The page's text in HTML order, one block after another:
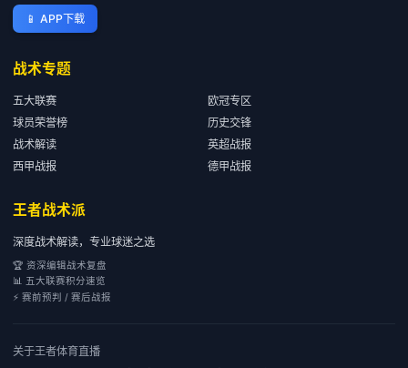
📱 APP下载
战术专题
五大联赛
欧冠专区
球员荣誉榜
历史交锋
战术解读
英超战报
西甲战报
德甲战报
王者战术派
深度战术解读，专业球迷之选
🏆 资深编辑战术复盘
📊 五大联赛积分速览
⚡ 赛前预判 / 赛后战报
关于王者体育直播